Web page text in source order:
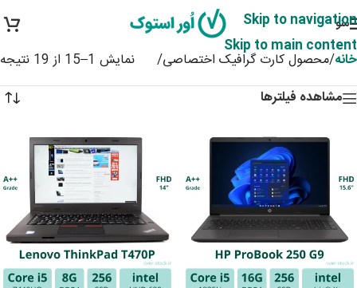
Skip to navigation
Skip to main content
منو
خانه/محصول کارت گرافیک اختصاصی/
نمایش 1–15 از 19 نتیجه
مشاهده فیلترها